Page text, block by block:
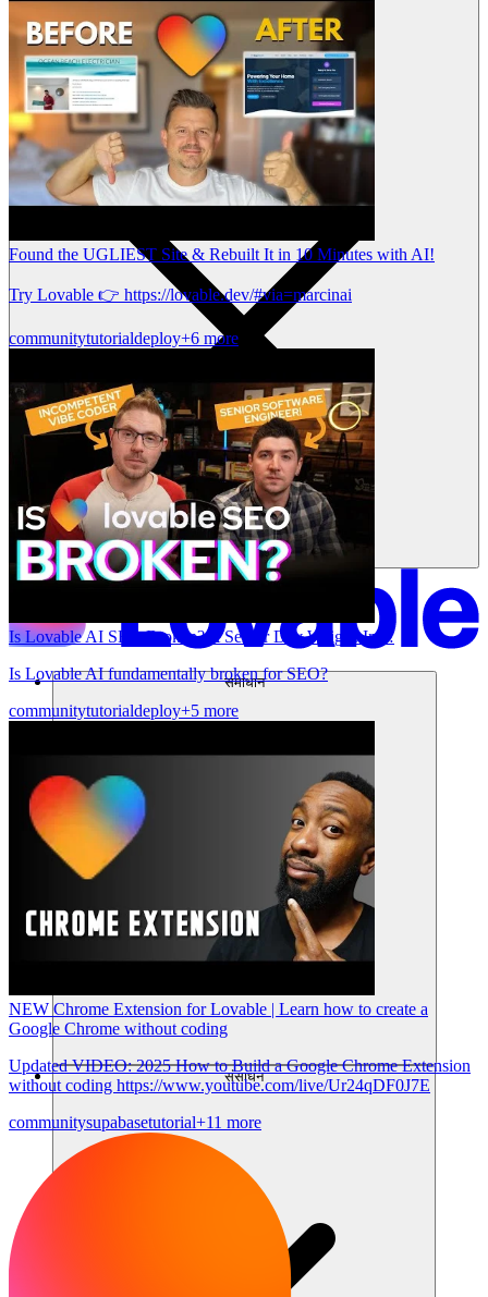
समाधान
संसाधन
Found the UGLIEST Site & Rebuilt It in 10 Minutes with AI!
Try Lovable 👉 https://lovable.dev/#via=marcinai
communitytutorialdeploy+6 more
Is Lovable AI SEO Broken? A Senior Dev Weighs In…
Is Lovable AI fundamentally broken for SEO?
communitytutorialdeploy+5 more
NEW Chrome Extension for Lovable | Learn how to create a
Google Chrome without coding
Updated VIDEO: 2025 How to Build a Google Chrome Extension
without coding https://www.youtube.com/live/Ur24qDF0J7E
communitysupabasetutorial+11 more